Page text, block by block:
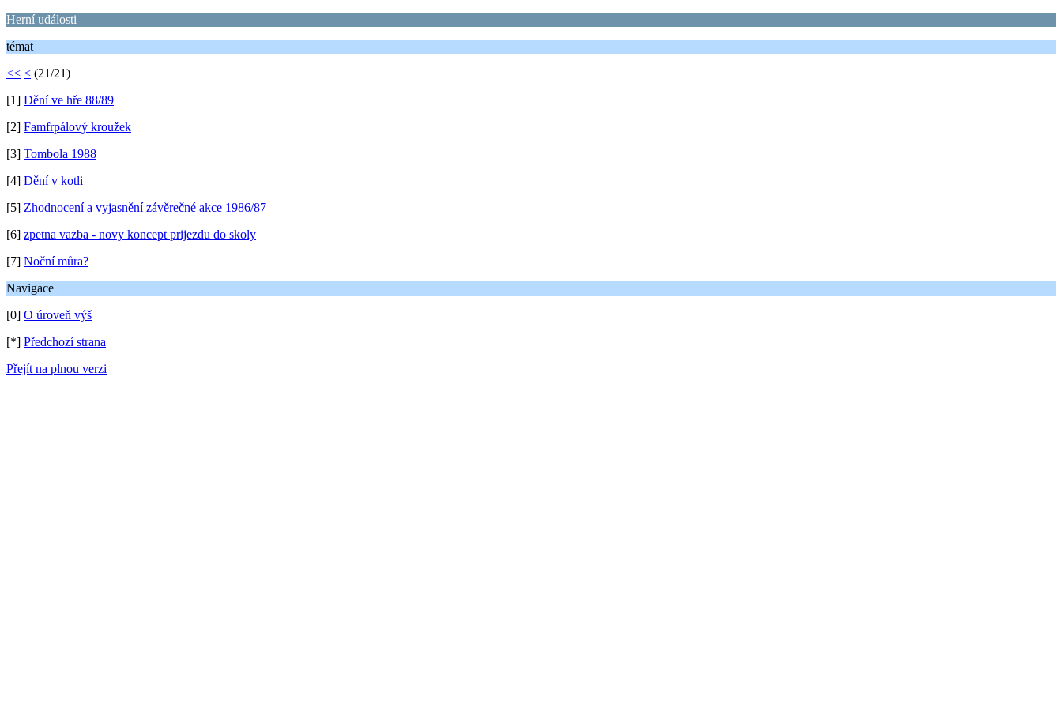
Herní události
témat
<< < (21/21)
[1] Dění ve hře 88/89
[2] Famfrpálový kroužek
[3] Tombola 1988
[4] Dění v kotli
[5] Zhodnocení a vyjasnění závěrečné akce 1986/87
[6] zpetna vazba - novy koncept prijezdu do skoly
[7] Noční můra?
Navigace
[0] O úroveň výš
[*] Předchozí strana
Přejít na plnou verzi